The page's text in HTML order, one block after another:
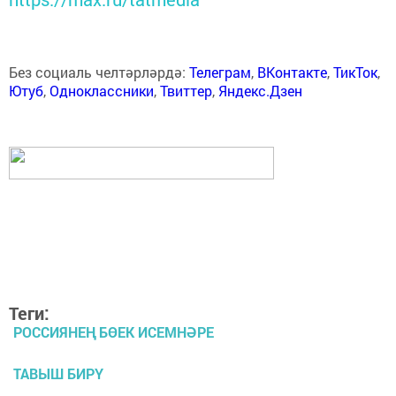
Без социаль челтәрләрдә: Телеграм, ВКонтакте,ТикТок,
Ютуб,Одноклассники,Твиттер, Яндекс.Дзен
Теги:
РОССИЯНЕҢ БӨЕК ИСЕМНӘРЕ
ТАВЫШ БИРҮ